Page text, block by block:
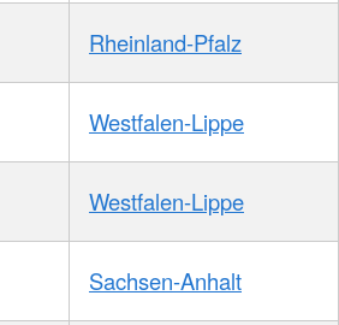
Rheinland-Pfalz
Westfalen-Lippe
Westfalen-Lippe
Sachsen-Anhalt